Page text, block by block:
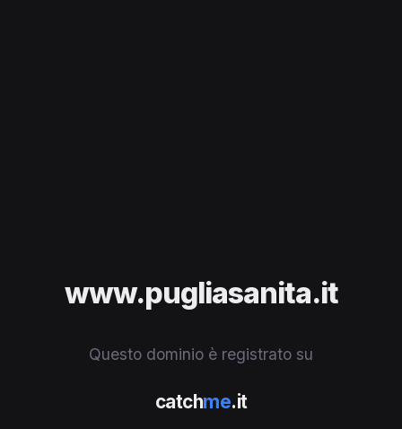
www.pugliasanita.it
Questo dominio è registrato su
catchme.it